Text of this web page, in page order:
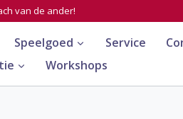
van de ander!
Speelgoed Service
Workshops